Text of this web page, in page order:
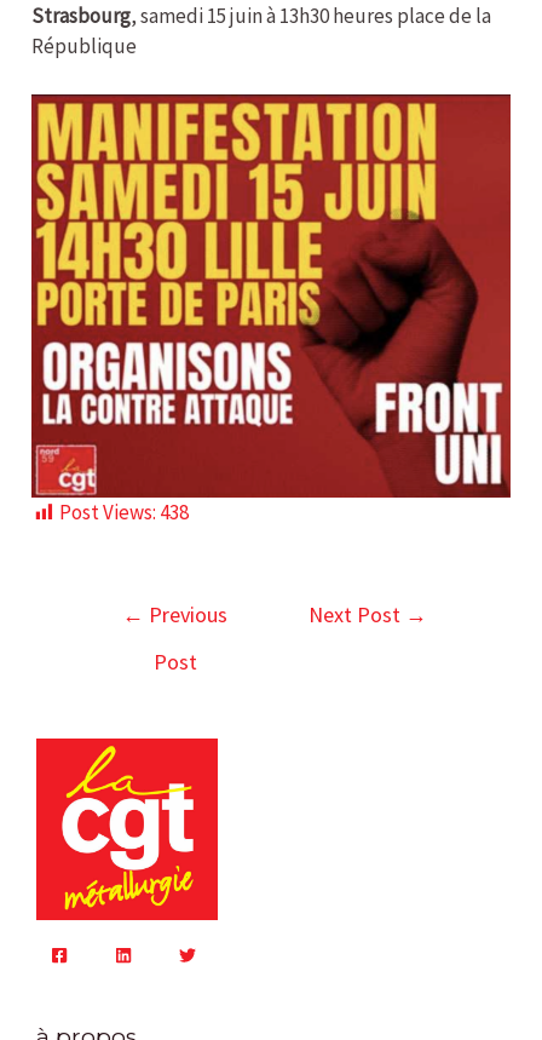
Strasbourg, samedi 15 juin à 13h30 heures place de la
République
Post Views: 438
← Previous
Post
Next Post →